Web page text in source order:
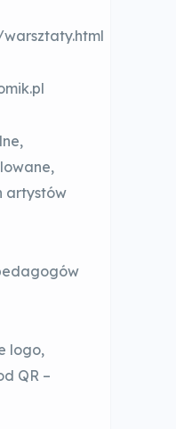
artystów
logo,
QR –